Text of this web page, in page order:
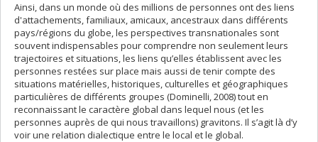
Ainsi, dans un monde où des millions de personnes ont des liens
d'attachements, familiaux, amicaux, ancestraux dans différents
pays/régions du globe, les perspectives transnationales sont
souvent indispensables pour comprendre non seulement leurs
trajectoires et situations, les liens qu’elles établissent avec les
personnes restées sur place mais aussi de tenir compte des
situations matérielles, historiques, culturelles et géographiques
particulières de différents groupes (Dominelli, 2008) tout en
reconnaissant le caractère global dans lequel nous (et les
personnes auprès de qui nous travaillons) gravitons. Il s’agit là d’y
voir une relation dialectique entre le local et le global.